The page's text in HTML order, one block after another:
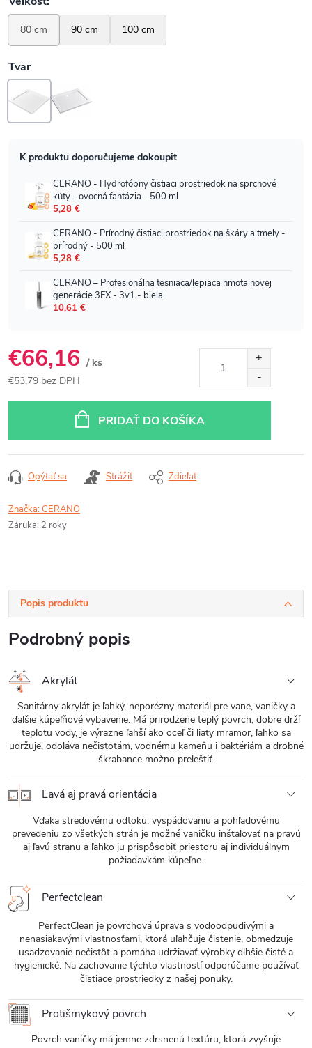
€66,16 / ks
€53,79 bez DPH
PRIDAŤ DO KOŠÍKA
Opýtať sa Strážiť Zdieľať
Značka:CERANO
Záruka: 2 roky
Popis produktu
Podrobný popis
Akrylát
Sanitárny akrylát je ľahký, neporézny materiál pre vane, vaničky a
ďalšie kúpeľňové vybavenie. Má prirodzene teplý povrch, dobre drží
teplotu vody, je výrazne ľahší ako oceľ či liaty mramor, ľahko sa
udržuje, odoláva nečistotám, vodnému kameňu i baktériám a drobné
škrabance možno preleštiť.
Ľavá aj pravá orientácia
Vďaka stredovému odtoku, vyspádovaniu a pohľadovému
prevedeniu zo všetkých strán je možné vaničku inštalovať na pravú
aj ľavú stranu a ľahko ju prispôsobiť priestoru aj individuálnym
požiadavkám kúpeľne.
Perfectclean
PerfectClean je povrchová úprava s vodoodpudivými a
nenasiakavými vlastnosťami, ktorá uľahčuje čistenie, obmedzuje
usadzovanie nečistôt a pomáha udržiavať výrobky dlhšie čisté a
hygienické. Na zachovanie týchto vlastností odporúčame používať
čistiace prostriedky z našej ponuky.
Protišmykový povrch
Povrch vaničky má jemne zdrsnenú textúru, ktorá zvyšuje